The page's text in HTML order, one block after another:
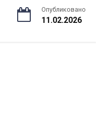
Опубликовано
11.02.2026